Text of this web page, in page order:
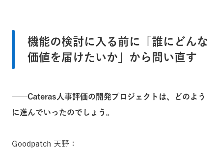
機能の検討に入る前に「誰にどんな
価値を届けたいか」から問い直す
──Cateras人事評価の開発プロジェクトは、どのよう
に進んでいったのでしょう。
Goodpatch 天野：